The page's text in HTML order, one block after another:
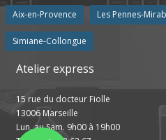
Aix-en-Provence Les Pennes-
Simiane-Collongue
Atelier express
15 rue du docteur Fiolle
13006 Marseille
Lun. au Sam. 9h00 à 19h00